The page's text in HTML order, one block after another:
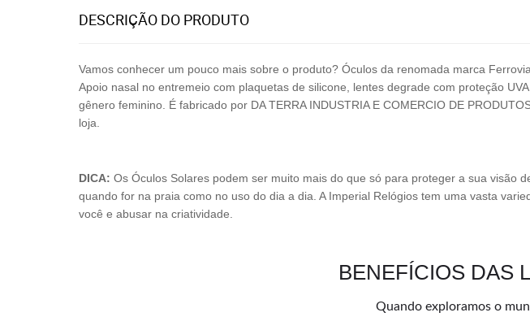
DESCRIÇÃO DO PRODUTO
Vamos conhecer um pouco mais sobre o produto? Óculos da renomada marca
Apoio nasal no entremeio com plaquetas de silicone, lentes degrade com proteção
gênero feminino. É fabricado por DA TERRA INDUSTRIA E COMERCIO DE
loja.
DICA: Os Óculos Solares podem ser muito mais do que só para proteger a sua visão
quando for na praia como no uso do dia a dia. A Imperial Relógios tem uma vasta
você e abusar na criatividade.
BENEFÍCIOS DAS
Quando exploramos o